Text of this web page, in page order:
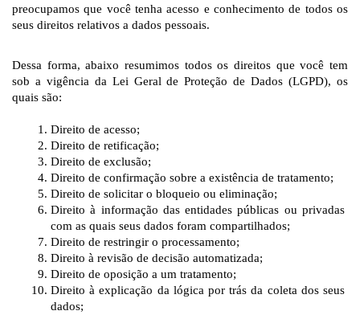
preocupamos que você tenha acesso e conhecimento de todos os
seus direitos relativos a dados pessoais.
Dessa forma, abaixo resumimos todos os direitos que você tem
sob a vigência da Lei Geral de Proteção de Dados (LGPD), os
quais são:
Direito de acesso;
Direito de retificação;
Direito de exclusão;
Direito de confirmação sobre a existência de tratamento;
Direito de solicitar o bloqueio ou eliminação;
Direito à informação das entidades públicas ou privadas
com as quais seus dados foram compartilhados;
Direito de restringir o processamento;
Direito à revisão de decisão automatizada;
Direito de oposição a um tratamento;
Direito à explicação da lógica por trás da coleta dos seus
dados;